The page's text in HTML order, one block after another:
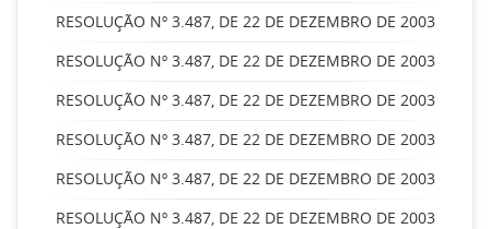
RESOLUÇÃO Nº 3.487, DE 22 DE DEZEMBRO DE 2003
RESOLUÇÃO Nº 3.487, DE 22 DE DEZEMBRO DE 2003
RESOLUÇÃO Nº 3.487, DE 22 DE DEZEMBRO DE 2003
RESOLUÇÃO Nº 3.487, DE 22 DE DEZEMBRO DE 2003
RESOLUÇÃO Nº 3.487, DE 22 DE DEZEMBRO DE 2003
RESOLUÇÃO Nº 3.487, DE 22 DE DEZEMBRO DE 2003